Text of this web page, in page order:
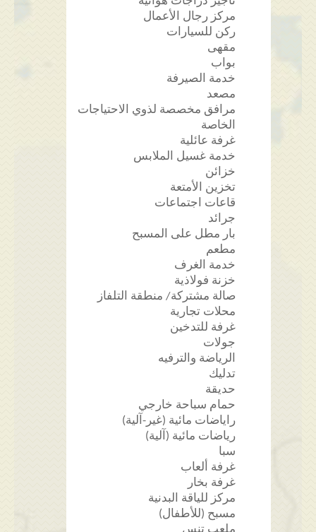
مركز رجال الأعمال
ركن للسيارات
مقهى
بواب
خدمة الصيرفة
مصعد
مرافق مخصصة لذوي الاحتياجات
الخاصة
غرفة عائلية
خدمة غسيل الملابس
خزائن
تخزين الأمتعة
قاعات اجتماعات
جرائد
بار مطل على المسبح
مطعم
خدمة الغرف
خزنة فولاذية
صالة مشتركة/ منطقة التلفاز
محلات تجارية
غرفة للتدخين
جولات
الرياضة والترفيه
تدليك
حديقة
حمام سباحة خارجي
راياضات مائية (غير-آلية)
رياضات مائية (آلية)
سبا
غرفة ألعاب
غرفة بخار
مركز للياقة البدنية
مسبح (للأطفال)
ملعب تنس